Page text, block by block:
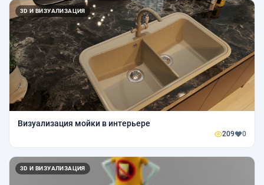
3D И ВИЗУАЛИЗАЦИЯ
Визуализация мойки в интерьере
209 0
3D И ВИЗУАЛИЗАЦИЯ